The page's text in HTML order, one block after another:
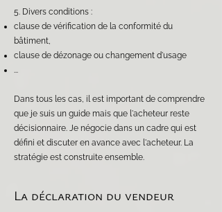
5. Divers conditions :
clause de vérification de la conformité du
bâtiment,
clause de dézonage ou changement d'usage
...
Dans tous les cas, il est important de comprendre
que je suis un guide mais que l'acheteur reste
décisionnaire. Je négocie dans un cadre qui est
défini et discuter en avance avec l'acheteur. La
stratégie est construite ensemble.
La déclaration du vendeur